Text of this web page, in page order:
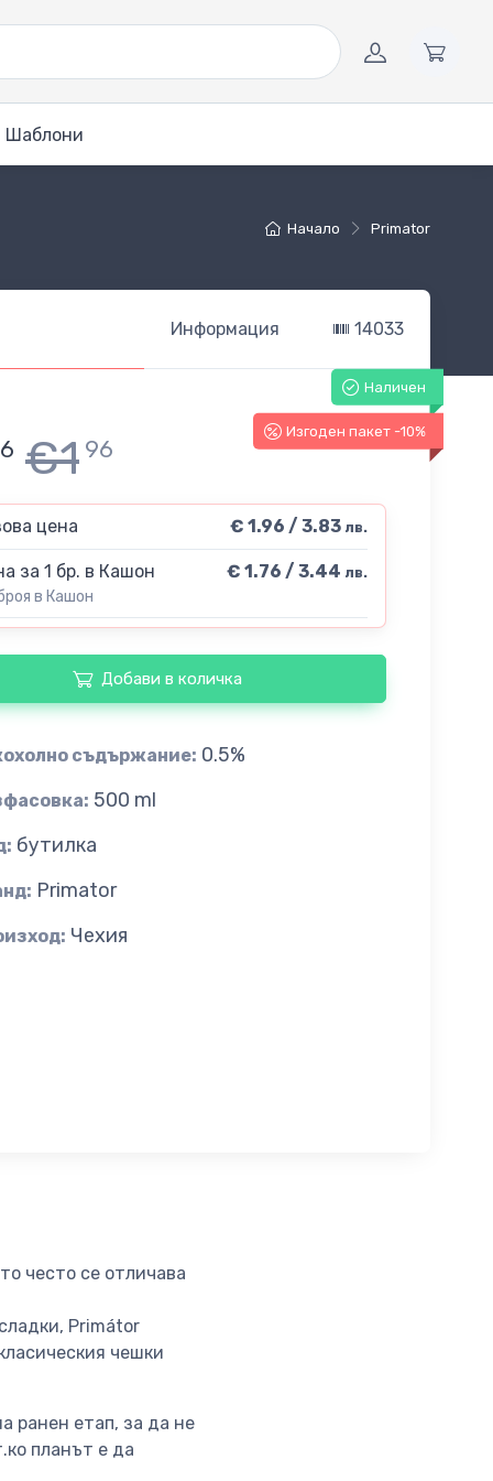
Шаблони
Начало Primator
Информация 14033
Наличен
Изгоден пакет -10%
€1 96
цена € 1.96 / 3.83 лв.
за 1 бр. в Кашон
в Кашон
€ 1.76 / 3.44 лв.
Добави в количка
съдържание: 0.5%
500 ml
бутилка
Primator
Чехия
често се отличава
Primátor
чешки
ранен етап, за да не
планът е да